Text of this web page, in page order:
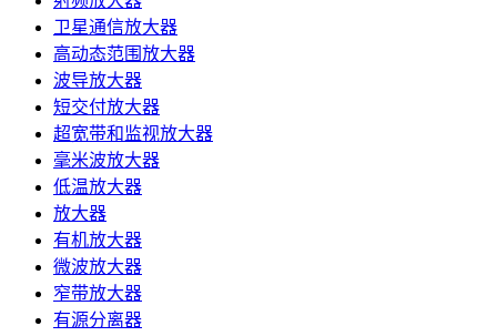
卫星通信放大器
高动态范围放大器
波导放大器
短交付放大器
超宽带和监视放大器
毫米波放大器
低温放大器
放大器
有机放大器
微波放大器
窄带放大器
有源分离器